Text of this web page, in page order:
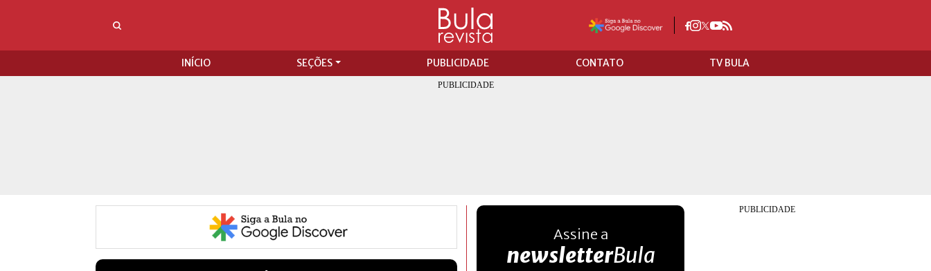
INÍCIO SEÇÕES PUBLICIDADE CONTATO TV BULA
Assine a
newsletterBula